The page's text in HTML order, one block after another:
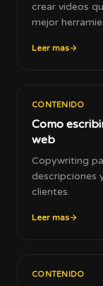
crear videos
mejor
Leer mas
CONTENIDO
Como
web
Copywriting
descripciones
clientes.
Leer mas
CONTENIDO